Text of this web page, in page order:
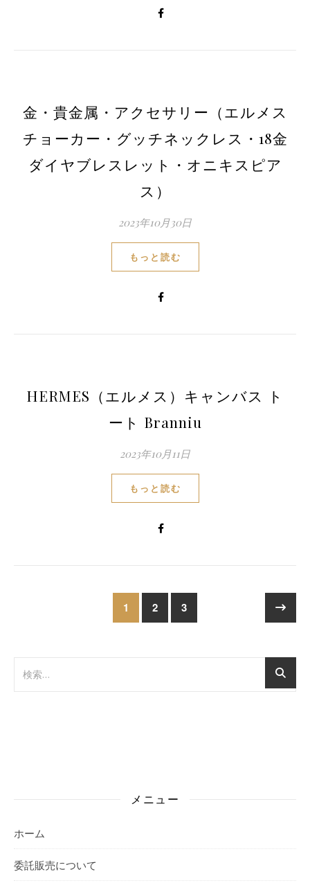
金・貴金属・アクセサリー（エルメス
チョーカー・グッチネックレス・18金
ダイヤブレスレット・オニキスピア
ス）
2023年10月30日
もっと読む
HERMES（エルメス）キャンバス ト
ート Branniu
2023年10月11日
もっと読む
1 2 3
メニュー
ホーム
委託販売について